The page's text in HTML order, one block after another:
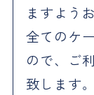
ますよう
全てのケ
ので、ご
致します。